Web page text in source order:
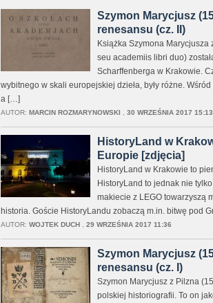
Szymon Marycjusz
renesansu (cz. II)
Książka Szymona Marycjusza
seu academiis libri duo)
Scharffenberga w Krakowie.
wybitnego w skali europejskiej dzieła, były różne.
a […]
AUTOR: MARCIN ROZMARYNOWSKI 30 WRZEŚNIA 2017 15:13
HistoryLand w
Europie [zdjęcia]
HistoryLand w Krakowie to
HistoryLand to jednak nie
makiecie z LEGO towarzyszą
historia. Goście HistoryLandu zobaczą m.in. bitwę pod
AUTOR: WOJTEK DUCH, 29 WRZEŚNIA 2017 11:36
Szymon Marycjusz
renesansu (cz. I)
Szymon Marycjusz z Pilzna
polskiej historiografii. To on